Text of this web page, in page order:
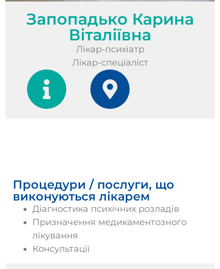
Запопадько Карина
Віталіївна
Лікар-психіатр
Лікар-спеціаліст
Процедури / послуги, що
виконуються лікарем
Діагностика психічних розладів
Призначення медикаментозного
лікування
Консультації